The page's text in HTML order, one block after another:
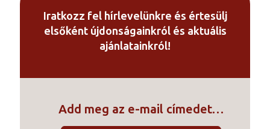
Iratkozz fel hírlevelünkre és értesülj
elsőként újdonságainkról és aktuális
ajánlatainkról!
Add meg az e-mail címedet…